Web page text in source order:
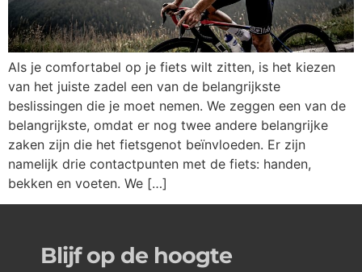
Als je comfortabel op je fiets wilt zitten, is het kiezen
van het juiste zadel een van de belangrijkste
beslissingen die je moet nemen. We zeggen een van de
belangrijkste, omdat er nog twee andere belangrijke
zaken zijn die het fietsgenot beïnvloeden. Er zijn
namelijk drie contactpunten met de fiets: handen,
bekken en voeten. We […]
Blijf op de hoogte